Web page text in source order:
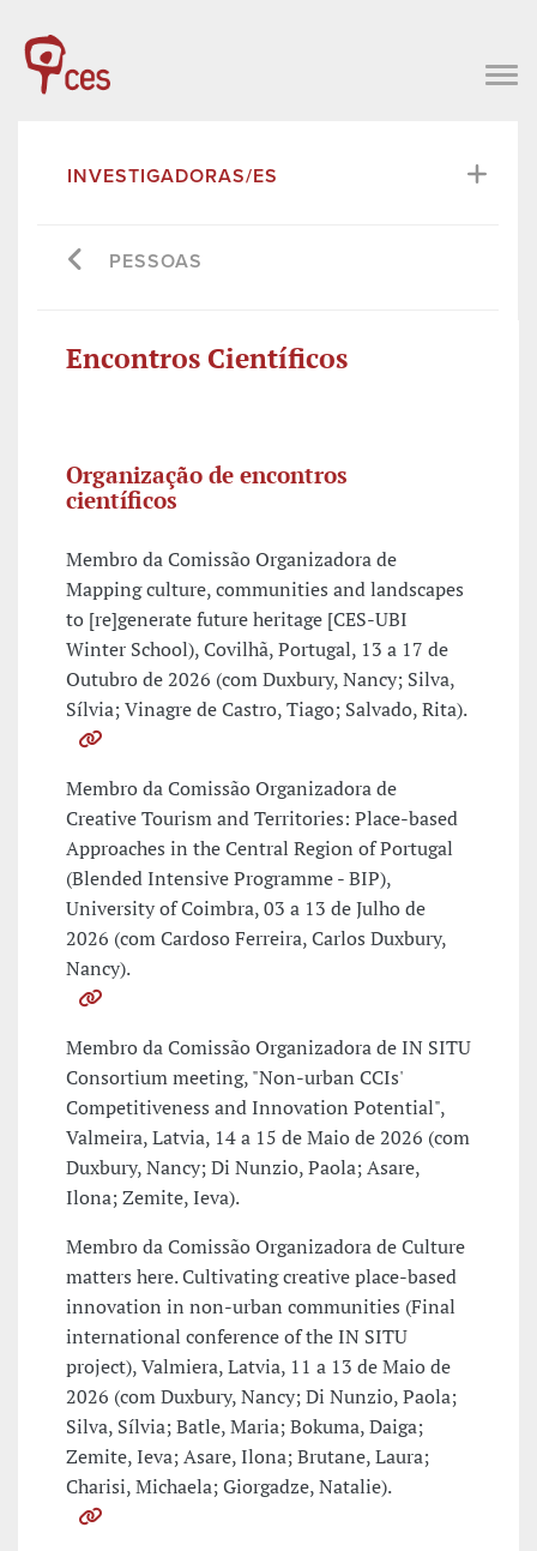
INVESTIGADORAS/ES
PESSOAS
Encontros Científicos
Organização de encontros
científicos
Membro da Comissão Organizadora de
Mapping culture, communities and landscapes
to [re]generate future heritage [CES-UBI
Winter School), Covilhã, Portugal, 13 a 17 de
Outubro de 2026 (com Duxbury, Nancy; Silva,
Sílvia; Vinagre de Castro, Tiago; Salvado, Rita).
Membro da Comissão Organizadora de
Creative Tourism and Territories: Place-based
Approaches in the Central Region of Portugal
(Blended Intensive Programme - BIP),
University of Coimbra, 03 a 13 de Julho de
2026 (com Cardoso Ferreira, Carlos Duxbury,
Nancy).
Membro da Comissão Organizadora de IN SITU
Consortium meeting, "Non-urban CCIs'
Competitiveness and Innovation Potential",
Valmeira, Latvia, 14 a 15 de Maio de 2026 (com
Duxbury, Nancy; Di Nunzio, Paola; Asare,
Ilona; Zemite, Ieva).
Membro da Comissão Organizadora de Culture
matters here. Cultivating creative place-based
innovation in non-urban communities (Final
international conference of the IN SITU
project), Valmiera, Latvia, 11 a 13 de Maio de
2026 (com Duxbury, Nancy; Di Nunzio, Paola;
Silva, Sílvia; Batle, Maria; Bokuma, Daiga;
Zemite, Ieva; Asare, Ilona; Brutane, Laura;
Charisi, Michaela; Giorgadze, Natalie).